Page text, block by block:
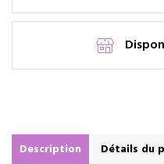
Description Détails du